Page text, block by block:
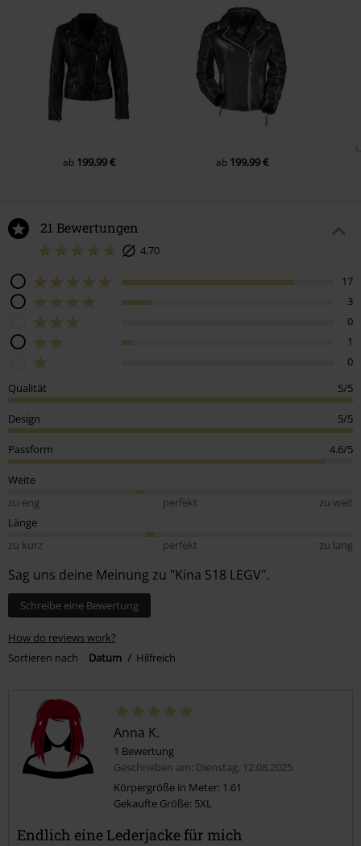
ab 199,99 € ab 199,99 €
21 Bewertungen
4.70
17
3
0
1
0
Qualität
5/5
Design 5/5
Passform 4.6/5
Weite
zu eng
perfekt
zu weit
Länge
zu kurz
perfekt zu lang
Sag uns deine Meinung zu "Kina S18 LEGV".
Schreibe eine Bewertung
How do reviews work?
Sortieren nach
Datum Hilfreich
Anna K.
1 Bewertung
Geschrieben am: Dienstag, 12.08.2025
Körpergröße in Meter: 1.61
Gekaufte Größe: 5XL
Endlich eine Lederjacke für mich